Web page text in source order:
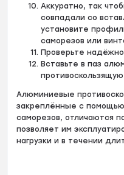
Аккуратно, так
совпадали со
установите
саморезов или
Проверьте
Вставьте в паз
противоскользящую
Алюминиевые
закреплённые с
саморезов, отличаются
позволяет им
нагрузки и в течении